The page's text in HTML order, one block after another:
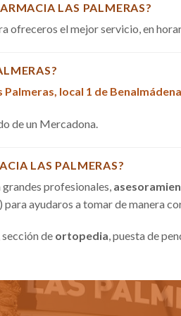
LAS PALMERAS?
ofreceros el mejor servicio, en
Palmeras, local 1 de Benalmádena
de un Mercadona.
LAS PALMERAS?
profesionales,
) para ayudaros a tomar de manera
de ortopedia, puesta de